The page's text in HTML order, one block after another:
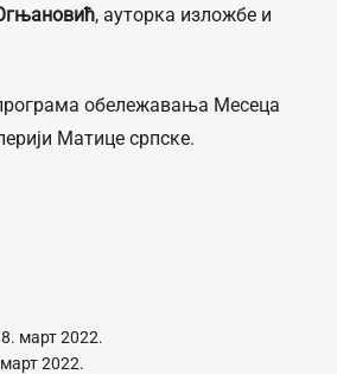
, ауторка изложбе и
обележавања Месеца
Матице српске.
март 2022.
2022.